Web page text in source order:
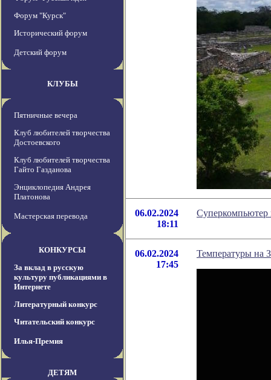
Форум "Курск"
Исторический форум
Детский форум
КЛУБЫ
Пятничные вечера
Клуб любителей творчества
Достоевского
Клуб любителей творчества
Гайто Газданова
Энциклопедия Андрея
Платонова
Мастерская перевода
КОНКУРСЫ
За вклад в русскую
культуру публикациями в
Интернете
Литературный конкурс
Читательский конкурс
Илья-Премия
ДЕТЯМ
06.02.2024
18:11
Суперкомпьютер
06.02.2024
17:45
Температуры на